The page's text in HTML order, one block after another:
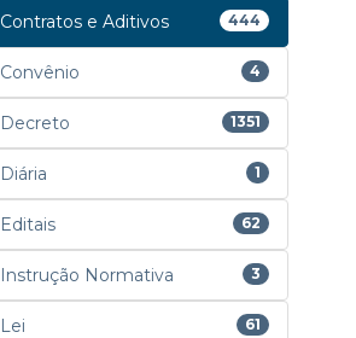
Contratos e Aditivos 444
Convênio 4
Decreto 1351
Diária 1
Editais 62
Instrução Normativa 3
Lei 61